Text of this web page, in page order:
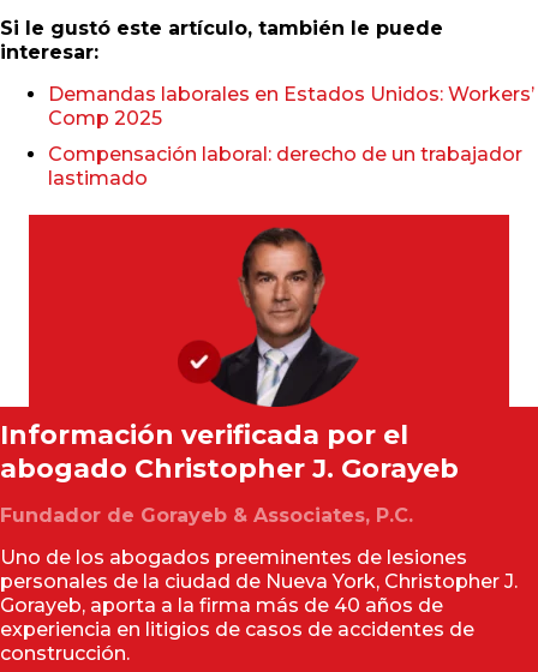
Si le gustó este artículo, también le puede
interesar:
Demandas laborales en Estados Unidos: Workers’
Comp 2025
Compensación laboral: derecho de un trabajador
lastimado
Información verificada por el
abogado Christopher J. Gorayeb
Fundador de Gorayeb & Associates, P.C.
Uno de los abogados preeminentes de lesiones
personales de la ciudad de Nueva York, Christopher J.
Gorayeb, aporta a la firma más de 40 años de
experiencia en litigios de casos de accidentes de
construcción.